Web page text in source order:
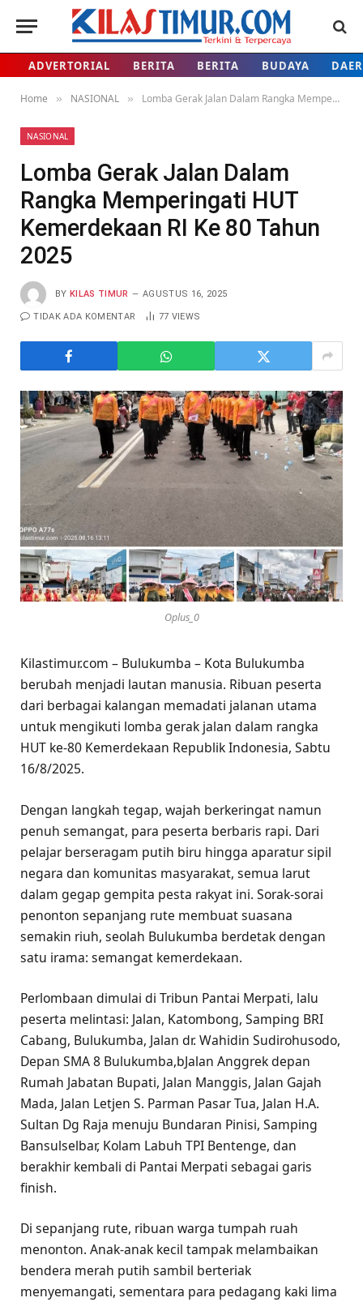
ADVERTORIAL BERITA BERITA BUDAYA
Home » NASIONAL » Lomba Gerak Jalan Dalam Rangka Memperingati HUT Kemerdekaan RI Ke 80 Tahun 2025
NASIONAL
Lomba Gerak Jalan Dalam
Rangka Memperingati HUT
Kemerdekaan RI Ke 80 Tahun
2025
BY KILAS TIMUR AGUSTUS 16, 2025
TIDAK ADA KOMENTAR 77 VIEWS
Oplus_0
Kilastimur.com – Bulukumba – Kota Bulukumba
berubah menjadi lautan manusia. Ribuan peserta
dari berbagai kalangan memadati jalanan utama
untuk mengikuti lomba gerak jalan dalam rangka
HUT ke-80 Kemerdekaan Republik Indonesia, Sabtu
16/8/2025.
Dengan langkah tegap, wajah berkeringat namun
penuh semangat, para peserta berbaris rapi. Dari
pelajar berseragam putih biru hingga aparatur sipil
negara dan komunitas masyarakat, semua larut
dalam gegap gempita pesta rakyat ini. Sorak-sorai
penonton sepanjang rute membuat suasana
semakin riuh, seolah Bulukumba berdetak dengan
satu irama: semangat kemerdekaan.
Perlombaan dimulai di Tribun Pantai Merpati, lalu
peserta melintasi: Jalan, Katombong, Samping BRI
Cabang, Bulukumba, Jalan dr. Wahidin Sudirohusodo,
Depan SMA 8 Bulukumba,bJalan Anggrek depan
Rumah Jabatan Bupati, Jalan Manggis, Jalan Gajah
Mada, Jalan Letjen S. Parman Pasar Tua, Jalan H.A.
Sultan Dg Raja menuju Bundaran Pinisi, Samping
Bansulselbar, Kolam Labuh TPI Bentenge, dan
berakhir kembali di Pantai Merpati sebagai garis
finish.
Di sepanjang rute, ribuan warga tumpah ruah
menonton. Anak-anak kecil tampak melambaikan
bendera merah putih sambil berteriak
menyemangati, sementara para pedagang kaki lima